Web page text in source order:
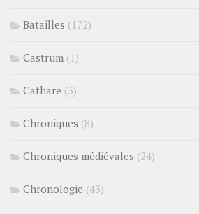
Batailles (172)
Castrum (1)
Cathare (3)
Chroniques (8)
Chroniques médiévales (24)
Chronologie (43)